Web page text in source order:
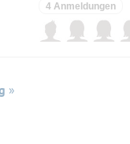
4 Anmeldungen
»